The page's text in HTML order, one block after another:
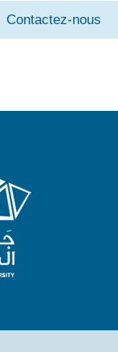
Contactez-nous